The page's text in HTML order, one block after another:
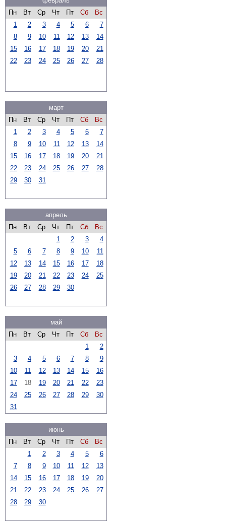
Пн
Вт Ср Чт Пт Сб
Вс
1
2 3 4 5 6
7
8
9 10 11 12 13
14
15
16 17 18 19 20
21
22
23 24 25 26 27 28
март
Пн
Вт Ср Чт Пт Сб
Вс
1
2 3 4 5 6
7
8
9 10 11 12 13
14
15
16 17 18 19 20
21
22
23 24 25 26 27
28
29
30 31
апрель
Пн
Вт Ср Чт Пт Сб
Вс
1
2 3
4
5
6 7 8 9 10
11
12
13 14 15 16 17
18
19
20 21 22 23 24
25
26
27 28 29 30
май
Пн
Вт Ср Чт Пт Сб
Вс
1
2
3
4 5 6 7 8
9
10
11 12 13 14 15
16
17
18 19 20 21 22
23
24
25 26 27 28 29
30
31
июнь
Пн
Вт Ср Чт Пт Сб
Вс
1
2 3 4 5
6
7
8 9 10 11 12
13
14
15 16 17 18 19
20
21
22 23 24 25 26
27
28
29 30